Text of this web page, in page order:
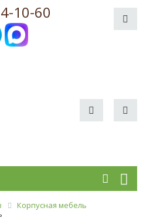
10-60
Корпусная мебель